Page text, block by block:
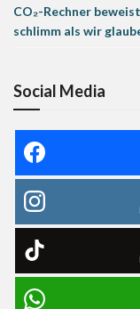
CO₂-Rechner
schlimm als wir
Social Media